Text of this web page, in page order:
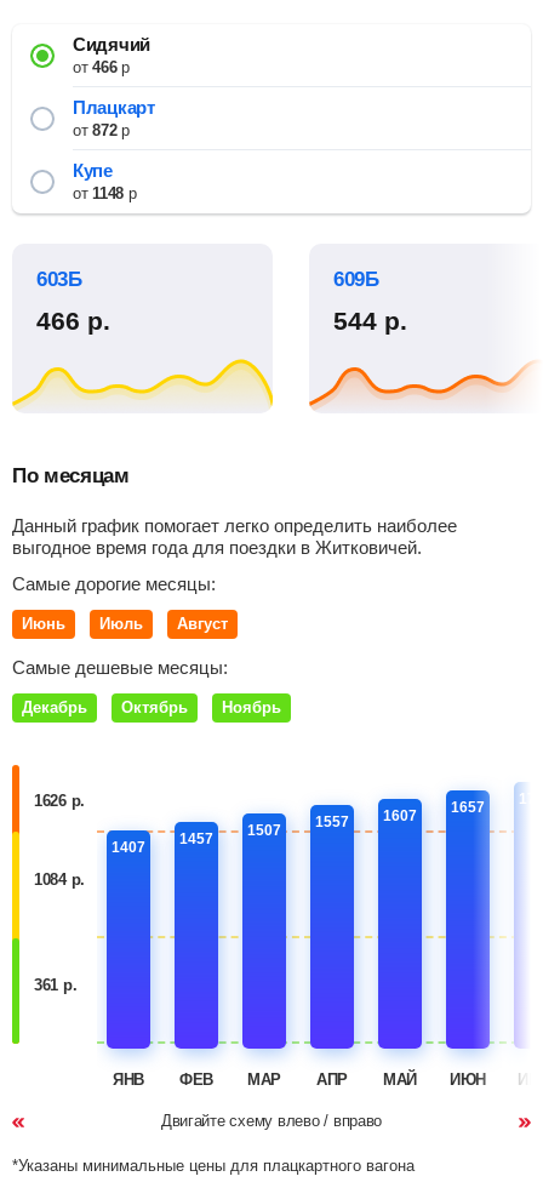
Сидячий
от466р
Плацкарт
от872р
Купе
от1148р
603Б
466 р.
609Б
544 р.
По месяцам
Данный график помогает легко определить наиболее
выгодное время года для поездки в Житковичей.
Самые дорогие месяцы:
Июнь Июль Август
Самые дешевые месяцы:
Декабрь Октябрь Ноябрь
1626 р.
1084 р.
361 р.
1407
ЯНВ
1457
ФЕВ
1507
МАР
1557
АПР
1607
МАЙ
1657
ИЮН
Двигайте схему влево / вправо
*Указаны минимальные цены для плацкартного вагона